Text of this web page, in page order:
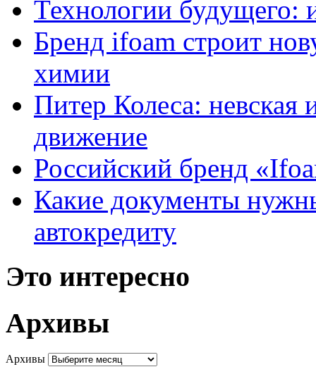
Технологии будущего:
Бренд ifoam строит
химии
Питер Колеса: невская
движение
Российский бренд
Какие документы
автокредиту
Это интересно
Архивы
Архивы